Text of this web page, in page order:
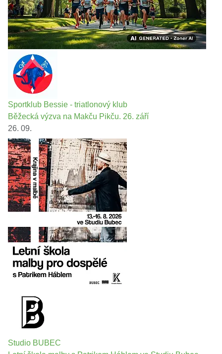
Sportklub Bessie - triatlonový klub
Běžecká výzva na Makču Pikču. 26. září
26. 09.
Studio BUBEC